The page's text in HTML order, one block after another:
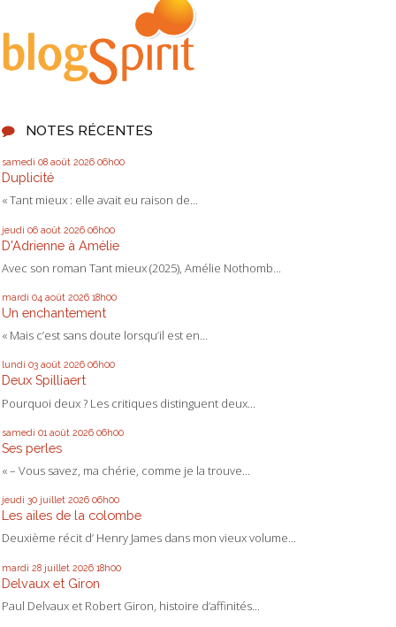
NOTES RÉCENTES
samedi 08 août 2026 06h00
Duplicité
« Tant mieux : elle avait eu raison de...
jeudi 06 août 2026 06h00
D'Adrienne à Amélie
Avec son roman Tant mieux (2025), Amélie Nothomb...
mardi 04 août 2026 18h00
Un enchantement
« Mais c’est sans doute lorsqu’il est en...
lundi 03 août 2026 06h00
Deux Spilliaert
Pourquoi deux ? Les critiques distinguent deux...
samedi 01 août 2026 06h00
Ses perles
« – Vous savez, ma chérie, comme je la trouve...
jeudi 30 juillet 2026 06h00
Les ailes de la colombe
Deuxième récit d’ Henry James dans mon vieux volume...
mardi 28 juillet 2026 18h00
Delvaux et Giron
Paul Delvaux et Robert Giron, histoire d’affinités...